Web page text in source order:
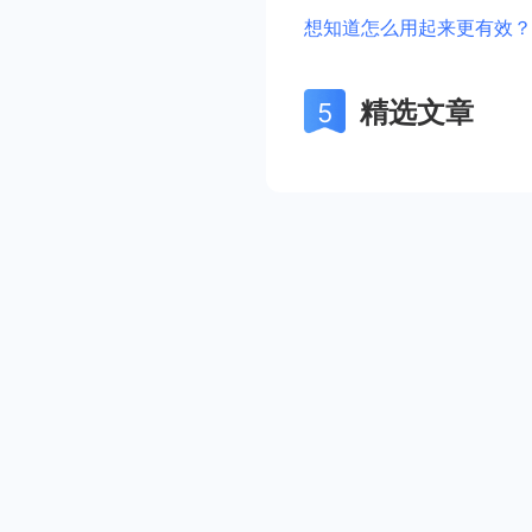
想知道怎么用起来更有效
精选文章